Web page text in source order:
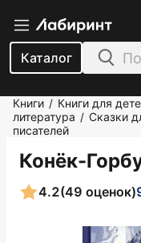
Каталог
Книги / Книги для
литература / Сказки
писателей
Конёк-
4.2(49 оценок)